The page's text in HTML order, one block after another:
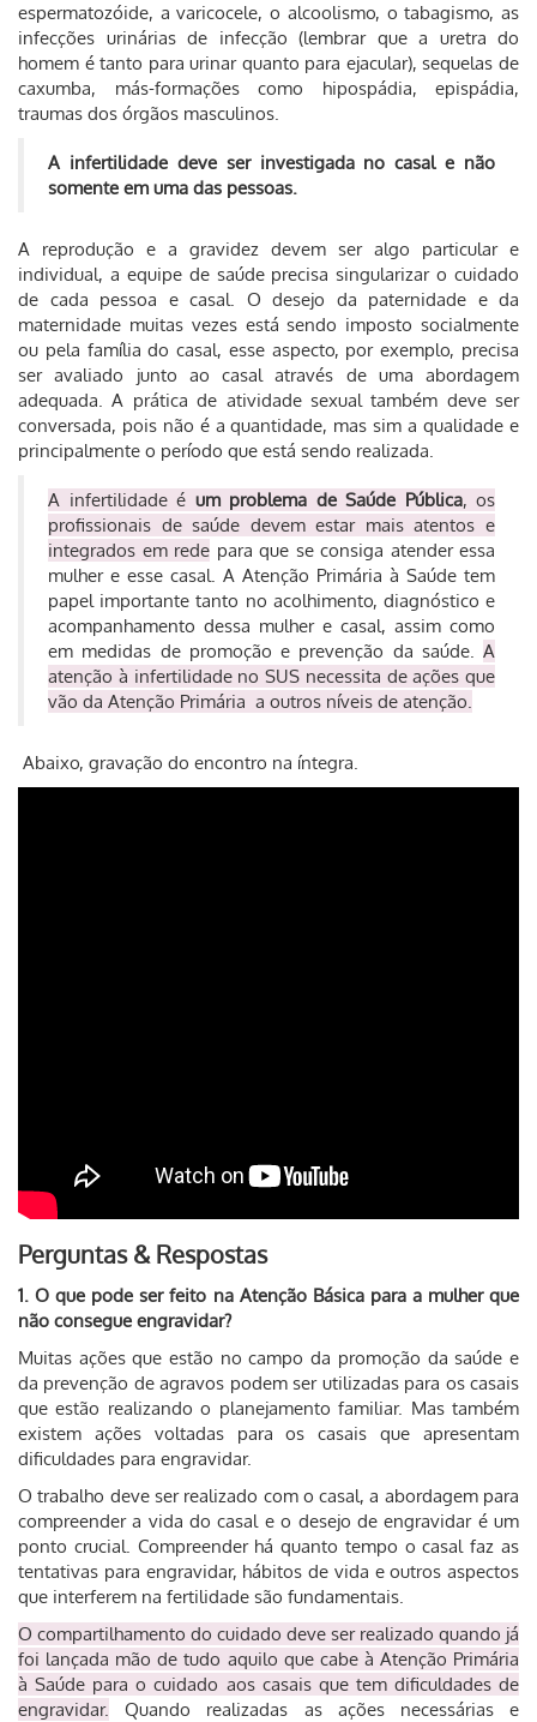
espermatozóide, a varicocele, o alcoolismo, o tabagismo, as
infecções urinárias de infecção (lembrar que a uretra do
homem é tanto para urinar quanto para ejacular), sequelas de
caxumba, más-formações como hipospádia, epispádia,
traumas dos órgãos masculinos.
A infertilidade deve ser investigada no casal e não
somente em uma das pessoas.
A reprodução e a gravidez devem ser algo particular e
individual, a equipe de saúde precisa singularizar o cuidado
de cada pessoa e casal. O desejo da paternidade e da
maternidade muitas vezes está sendo imposto socialmente
ou pela família do casal, esse aspecto, por exemplo, precisa
ser avaliado junto ao casal através de uma abordagem
adequada. A prática de atividade sexual também deve ser
conversada, pois não é a quantidade, mas sim a qualidade e
principalmente o período que está sendo realizada.
A infertilidade é um problema de Saúde Pública, os
profissionais de saúde devem estar mais atentos e
integrados em rede para que se consiga atender essa
mulher e esse casal. A Atenção Primária à Saúde tem
papel importante tanto no acolhimento, diagnóstico e
acompanhamento dessa mulher e casal, assim como
em medidas de promoção e prevenção da saúde. A
atenção à infertilidade no SUS necessita de ações que
vão da Atenção Primária a outros níveis de atenção.
Abaixo, gravação do encontro na íntegra.
Perguntas & Respostas
1. O que pode ser feito na Atenção Básica para a mulher que
não consegue engravidar?
Muitas ações que estão no campo da promoção da saúde e
da prevenção de agravos podem ser utilizadas para os casais
que estão realizando o planejamento familiar. Mas também
existem ações voltadas para os casais que apresentam
dificuldades para engravidar.
O trabalho deve ser realizado com o casal, a abordagem para
compreender a vida do casal e o desejo de engravidar é um
ponto crucial. Compreender há quanto tempo o casal faz as
tentativas para engravidar, hábitos de vida e outros aspectos
que interferem na fertilidade são fundamentais.
O compartilhamento do cuidado deve ser realizado quando já
foi lançada mão de tudo aquilo que cabe à Atenção Primária
à Saúde para o cuidado aos casais que tem dificuldades de
engravidar. Quando realizadas as ações necessárias e